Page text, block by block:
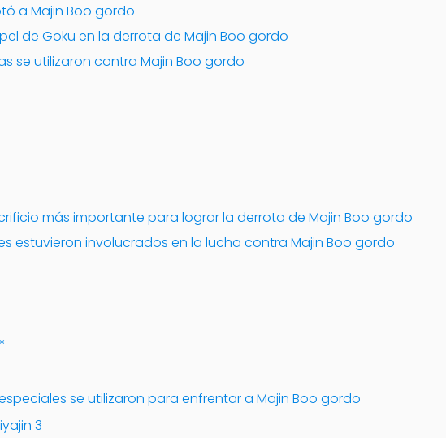
a Majin Boo gordo
de Goku en la derrota de Majin Boo gordo
se utilizaron contra Majin Boo gordo
más importante para lograr la derrota de Majin Boo gordo
estuvieron involucrados en la lucha contra Majin Boo gordo
se utilizaron para enfrentar a Majin Boo gordo
3